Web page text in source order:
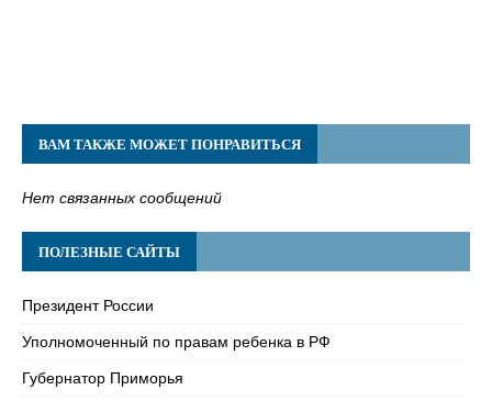
ВАМ ТАКЖЕ МОЖЕТ ПОНРАВИТЬСЯ
Нет связанных сообщений
ПОЛЕЗНЫЕ САЙТЫ
Президент России
Уполномоченный по правам ребенка в РФ
Губернатор Приморья